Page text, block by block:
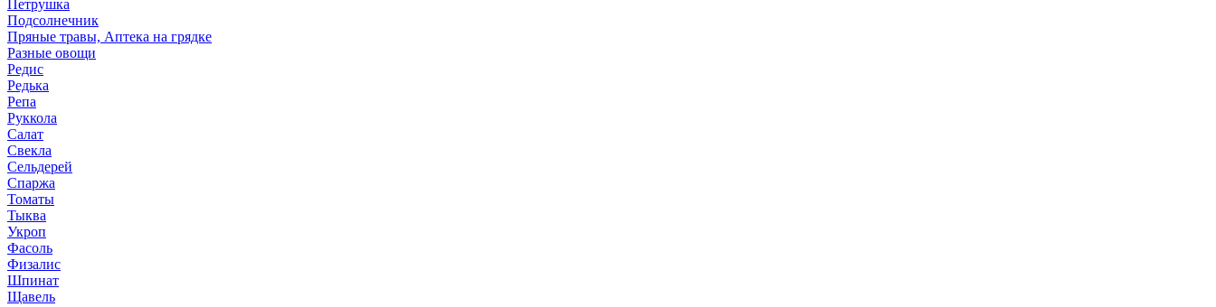
Петрушка
Подсолнечник
Пряные травы, Аптека на грядке
Разные овощи
Редис
Редька
Репа
Руккола
Салат
Свекла
Сельдерей
Спаржа
Томаты
Тыква
Укроп
Фасоль
Физалис
Шпинат
Щавель